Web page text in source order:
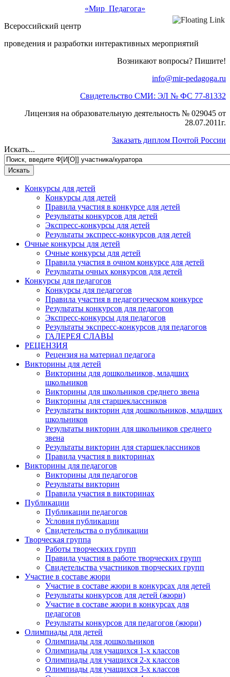
«Мир Педагога»
Всероссийский центр
проведения и разработки интерактивных мероприятий
Возникают вопросы? Пишите!
info@mir-pedagoga.ru
Свидетельство СМИ: ЭЛ № ФС 77-81332
Лицензия на образовательную деятельность № 029045 от
28.07.2011г.
Заказать диплом Почтой России
Искать...
Конкурсы для детей
Конкурсы для детей
Правила участия в конкурсе для детей
Результаты конкурсов для детей
Экспресс-конкурсы для детей
Результаты экспресс-конкурсов для детей
Очные конкурсы для детей
Очные конкурсы для детей
Правила участия в очном конкурсе для детей
Результаты очных конкурсов для детей
Конкурсы для педагогов
Конкурсы для педагогов
Правила участия в педагогическом конкурсе
Результаты конкурсов для педагогов
Экспресс-конкурсы для педагогов
Результаты экспресс-конкурсов для педагогов
ГАЛЕРЕЯ СЛАВЫ
РЕЦЕНЗИЯ
Рецензия на материал педагога
Викторины для детей
Викторины для дошкольников, младших
школьников
Викторины для школьников среднего звена
Викторины для старшеклассников
Результаты викторин для дошкольников, младших
школьников
Результаты викторин для школьников среднего
звена
Результаты викторин для старшеклассников
Правила участия в викторинах
Викторины для педагогов
Викторины для педагогов
Результаты викторин
Правила участия в викторинах
Публикации
Публикации педагогов
Условия публикации
Свидетельства о публикации
Творческая группа
Работы творческих групп
Правила участия в работе творческих групп
Свидетельства участников творческих групп
Участие в составе жюри
Участие в составе жюри в конкурсах для детей
Результаты конкурсов для детей (жюри)
Участие в составе жюри в конкурсах для
педагогов
Результаты конкурсов для педагогов (жюри)
Олимпиады для детей
Олимпиады для дошкольников
Олимпиады для учащихся 1-х классов
Олимпиады для учащихся 2-х классов
Олимпиады для учащихся 3-х классов